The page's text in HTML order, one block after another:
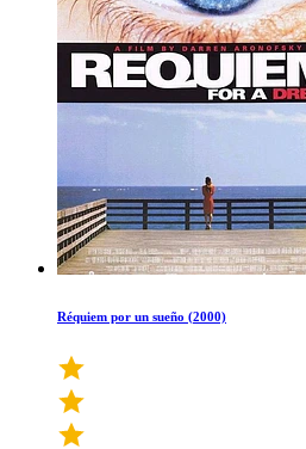
Réquiem por un sueño (2000)